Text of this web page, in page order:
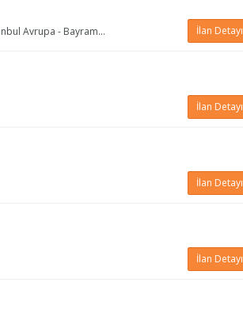
İlan Detayı
Avrupa - Güngören, İstanbul Avrupa - Bahçelievler, İstanbul Avrupa - Beylikdüzü
İlan Detayı
İlan Detayı
İlan Detayı